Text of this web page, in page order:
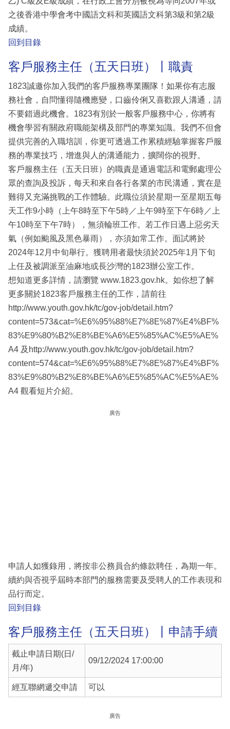
之後香港中學會考中國語文科和英國語文科第3級和第2級
成績。
回到目錄
客戶服務主任（五天日班）丨職責
1823誠邀你加入我們的客戶服務專業團隊！如果你有志服
務社會，自問懂得隨機應變，口齒伶俐又喜歡跟人溝通，請
不要錯過此機會。1823有別於一般客戶服務中心，你將有
機會學習有關政府職能架構及部門的專業知識。我們不但會
提供完善的入職培訓，你更可透過工作累積經驗掌握客戶服
務的專業技巧，增進與人的溝通能力，擴闊你的視野。
客戶服務主任（五天日班）的職責是通過電話和電郵處理公
眾的查詢及投訴，每天和來自各行各業的市民溝通，實在是
難得又充滿挑戰的工作體驗。此職位須於星期一至星期五每
天工作9小時（上午8時至下午5時／上午9時至下午6時／上
午10時至下午7時），無須輪班工作。若工作日遇上惡劣天
氣（例如颱風及黑色暴雨），亦須如常工作。面試將於
2024年12月中旬舉行。獲聘用者最快須於2025年1月下旬
上任及被調派至油麻地或長沙灣的1823辦公室工作。
想知道更多詳情，請瀏覽 www.1823.gov.hk。如你想了解
更多關於1823客戶服務主任的工作，請前往
http://www.youth.gov.hk/tc/gov-job/detail.htm?
content=573&cat=%E6%95%88%E7%8E%87%E4%BF%
83%E9%80%B2%E8%BE%A6%E5%85%AC%E5%AE%
A4 及http://www.youth.gov.hk/tc/gov-job/detail.htm?
content=574&cat=%E6%95%88%E7%8E%87%E4%BF%
83%E9%80%B2%E8%BE%A6%E5%85%AC%E5%AE%
A4 觀看短片介紹。
廣告
申請人如獲錄用，將按非公務員合約條款聘任，為期一年。
續約與否視乎屆時本部門的服務需要及受聘人的工作表現和
品行而定。
回到目錄
客戶服務主任（五天日班）丨申請手續
截止申請日期(日/
月/年)
09/12/2024 17:00:00
經互聯網遞交申請 可以
廣告